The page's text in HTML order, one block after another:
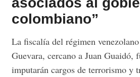
colombiano”
La fiscalía del régimen
Guevara, cercano a Juan Guaidó,
imputarán cargos de terrorismo y